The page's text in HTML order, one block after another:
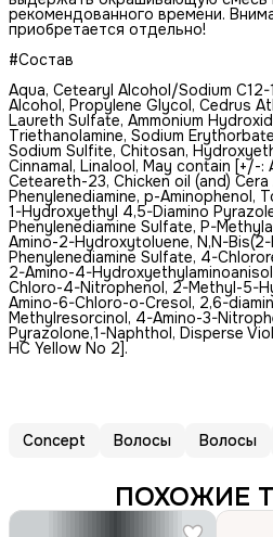
рекомендованного времени.
приобретается отдельно!
#Состав
Aqua, Cetearyl Alcohol/Sodium
Alcohol, Propylene Glycol, Cedrus
Laureth Sulfate, Ammonium
Triethanolamine, Sodium
Sodium Sulfite, Chitosan,
Cinnamal, Linalool, May contain [+/-:
Ceteareth-23, Сhicken oil (and) Cera
Phenylenediamine, p-Аminophenol,
1-Hydroxyethyl 4,5-Diamino
Phenylenediamine Sulfate, P-
Amino-2-Hydroxytoluene, N,N-
Phenylenediamine Sulfate, 4-
2-Amino-4-
Chloro-4-Nitrophenol, 2-Methyl-5-
Amino-6-Chloro-o-Cresol, 2,6-
Methylresorcinol, 4-Amino-3-
Pyrazolone,1-Naphthol, Disperse
HC Yellow No 2].
Concept Волосы Волосы
ПОХОЖИЕ